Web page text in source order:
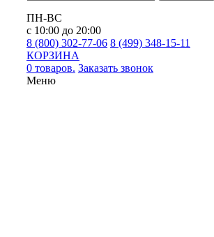
ПН-ВС
с 10:00 до 20:00
8 (800) 302-77-06 8 (499) 348-15-11
КОРЗИНА
0 товаров. Заказать звонок
Меню